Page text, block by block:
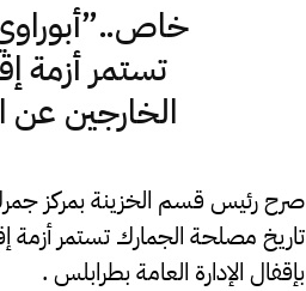
تستمر أزمة
الخارجين عن
صرح رئيس قسم الخزينة بمركز
تاريخ مصلحة الجمارك تستمر
بإقفال الإدارة العامة بطرابلس .